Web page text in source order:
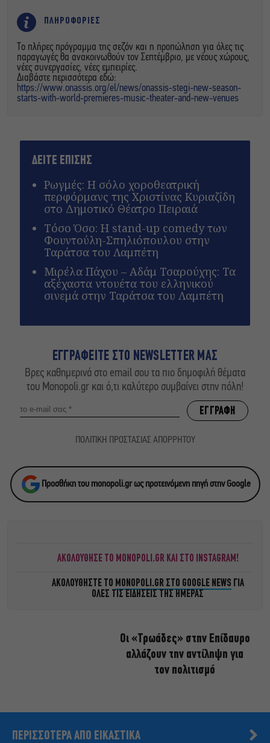
ΠΛΗΡΟΦΟΡΙΕΣ
Το πλήρες πρόγραμμα της σεζόν και η προπώληση για όλες τις
παραγωγές θα ανακοινωθούν τον Σεπτέμβριο, με νέους χώρους,
νέες συνεργασίες, νέες εμπειρίες.
Διαβάστε περισσότερα εδώ:
https://www.onassis.org/el/news/onassis-stegi-new-season-
starts-with-world-premieres-music-theater-and-new-venues
ΔΕΙΤΕ ΕΠΙΣΗΣ
Ρωγμές: Η σόλο χοροθεατρική
περφόρμανς της Χριστίνας Κυριαζίδη
στο Δημοτικό Θέατρο Πειραιά
Τόσο Όσο: Η stand-up comedy των
Φουντούλη-Σπηλιόπουλου στην
Ταράτσα του Λαμπέτη
Μιρέλα Πάχου – Αδάμ Τσαρούχης: Τα
αξέχαστα ντουέτα του ελληνικού
σινεμά στην Ταράτσα του Λαμπέτη
ΕΓΓΡΑΦΕΙΤΕ ΣΤΟ NEWSLETTER ΜΑΣ
Βρες καθημερινά στο email σου τα πιο δημοφιλή θέματα
του Monopoli.gr και ό,τι καλύτερο συμβαίνει στην πόλη!
ΠΟΛΙΤΙΚΗ ΠΡΟΣΤΑΣΙΑΣ ΑΠΟΡΡΗΤΟΥ
Προσθήκη του monopoli.gr ως προτεινόμενη πηγή στην Google
ΑΚΟΛΟΥΘΗΣΕ ΤΟ MONOPOLI.GR ΚΑΙ ΣΤΟ INSTAGRAM!
ΑΚΟΛΟΥΘΗΣΤΕ ΤΟ MONOPOLI.GR ΣΤΟ GOOGLE NEWS ΓΙΑ
ΟΛΕΣ ΤΙΣ ΕΙΔΗΣΕΙΣ ΤΗΣ ΗΜΕΡΑΣ
Οι «Τρωάδες» στην Επίδαυρο
αλλάζουν την αντίληψη για
τον πολιτισμό
ΠΕΡΙΣΣΟΤΕΡΑ ΑΠΟ ΕΙΚΑΣΤΙΚΑ